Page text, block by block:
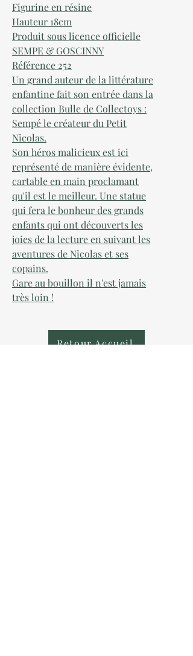
Figurine en résine
Hauteur 18cm
Produit sous licence officielle
SEMPE & GOSCINNY
Référence 252
Un grand auteur de la littérature
enfantine fait son entrée dans la
collection Bulle de Collectoys :
Sempé le créateur du Petit
Nicolas.
Son héros malicieux est ici
représenté de manière évidente,
cartable en main proclamant
qu'il est le meilleur. Une statue
qui fera le bonheur des grands
enfants qui ont découverts les
joies de la lecture en suivant les
aventures de Nicolas et ses
copains.
Gare au bouillon il n'est jamais
très loin !
Retour Accueil